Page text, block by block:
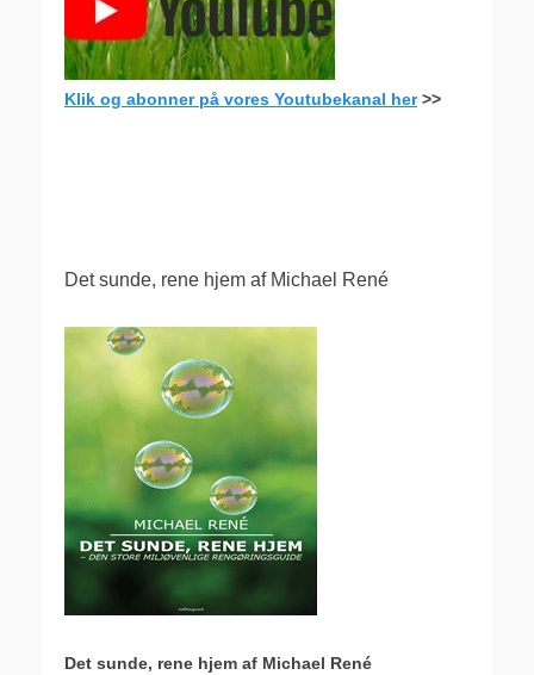
Klik og abonner på vores Youtubekanal her>>
Det sunde, rene hjem af Michael René
Det sunde, rene hjem af Michael René